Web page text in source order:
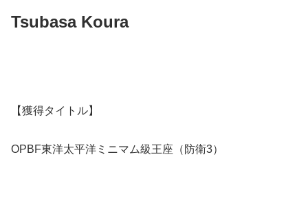
Tsubasa Koura
【獲得タイトル】
OPBF東洋太平洋ミニマム級王座（防衛3）